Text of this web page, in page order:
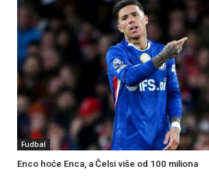
Fudbal
Enco hoće Enca, a Čelsi više od 100 miliona